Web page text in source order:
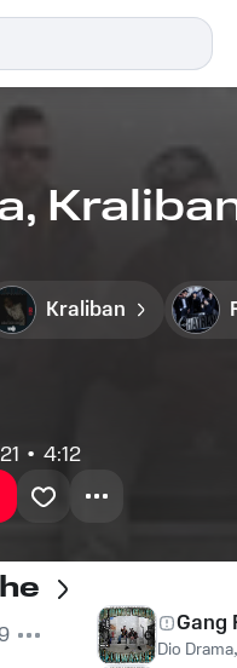
Kraliban
4:12
Gang
Dio Drama,